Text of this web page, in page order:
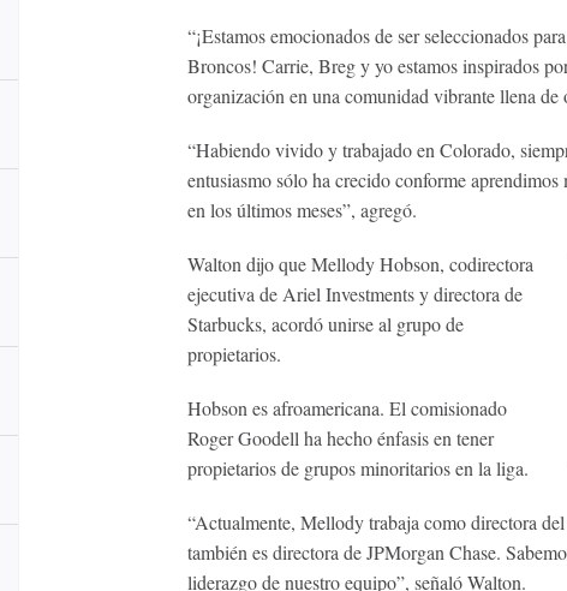
“¡Estamos emocionados de ser seleccionados
Broncos! Carrie, Breg y yo estamos inspirados
organización en una comunidad vibrante llena
“Habiendo vivido y trabajado en Colorado,
entusiasmo sólo ha crecido conforme
en los últimos meses”, agregó.
Walton dijo que Mellody Hobson, codirectora
ejecutiva de Ariel Investments y directora de
Starbucks, acordó unirse al grupo de
propietarios.
Hobson es afroamericana. El comisionado
Roger Goodell ha hecho énfasis en tener
propietarios de grupos minoritarios en la liga.
“Actualmente, Mellody trabaja como directora
también es directora de JPMorgan Chase.
liderazgo de nuestro equipo”, señaló Walton.